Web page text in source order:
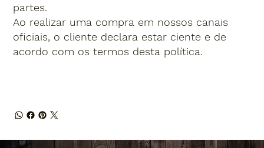
partes.
Ao realizar uma compra em nossos canais
oficiais, o cliente declara estar ciente e de
acordo com os termos desta política.